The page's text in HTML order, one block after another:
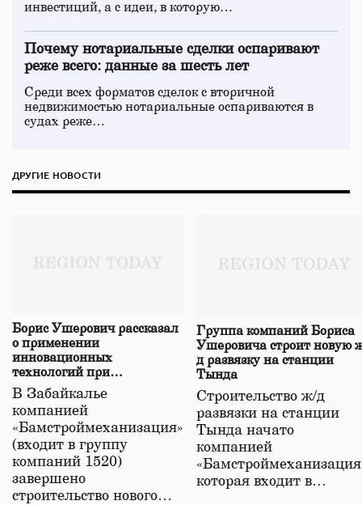
инвестиций, а с идеи, в которую…
Почему нотариальные сделки оспаривают
реже всего: данные за шесть лет
Среди всех форматов сделок с вторичной
недвижимостью нотариальные оспариваются в
судах реже…
ДРУГИЕ НОВОСТИ
Борис Ушерович рассказал
о применении
инновационных
технологий при
строительстве нового моста
в Забайкалье
В Забайкалье
компанией
«Бамстроймеханизация»
(входит в группу
компаний 1520)
завершено
строительство нового…
Группа компаний Бориса
Ушеровича строит новую
д развязку на станции
Тында
Строительство ж/д
развязки на станции
Тында начато
компанией
которая входит в…